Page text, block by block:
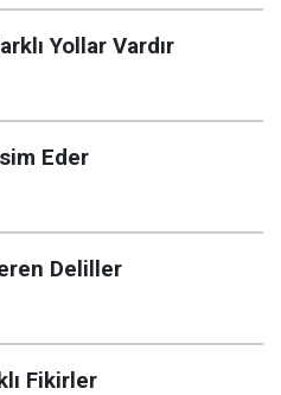
Yollar Vardır
Eder
Deliller
Fikirler